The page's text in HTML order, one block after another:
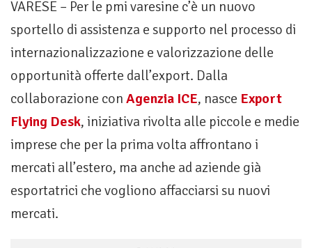
VARESE – Per le pmi varesine c’è un nuovo
sportello di assistenza e supporto nel processo di
internazionalizzazione e valorizzazione delle
opportunità offerte dall’export. Dalla
collaborazione con Agenzia ICE, nasce Export
Flying Desk, iniziativa rivolta alle piccole e medie
imprese che per la prima volta affrontano i
mercati all’estero, ma anche ad aziende già
esportatrici che vogliono affacciarsi su nuovi
mercati.